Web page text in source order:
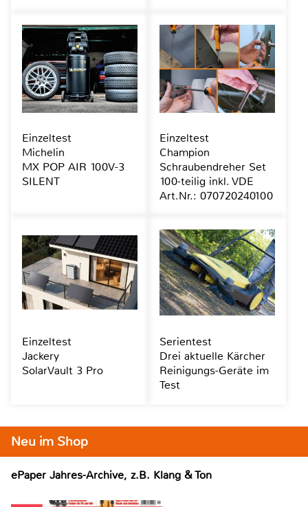
Neu im Shop
ePaper Jahres-Archive, z.B. Klang & Ton
Einzeltest
Michelin
MX POP AIR 100V-3
SILENT
Einzeltest
Champion
Schraubendreher Set
100-teilig inkl. VDE
Art.Nr.: 070720240100
Einzeltest
Jackery
SolarVault 3 Pro
Serientest
Drei aktuelle Kärcher
Reinigungs-Geräte im
Test